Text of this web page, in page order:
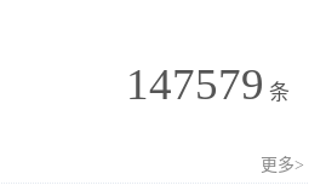
147579 条
更多>